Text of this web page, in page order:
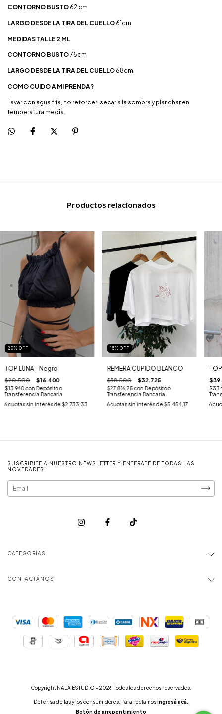
CONTORNO BUSTO 62 cm
LARGO DESDE LA TIRA DEL CUELLO 61cm
MEDIDAS TALLE 2 ML
CONTORNO BUSTO75cm
LARGO DESDE LA TIRA DEL CUELLO 68cm
COMO CUIDO A MI PRENDA?
Lavar con agua fría, no retorcer, secar a la sombra y planchar en
temperatura media.
Productos relacionados
20% OFF
TOP LUNA - Negro
$20.500 $16.400
$13.940con Depósito o
Transferencia Bancaria
6cuotas sin interés de $2.733,33
15% OFF
REMERA CUPIDO BLANCO
$38.500 $32.725
$27.816,25con Depósito o
Transferencia Bancaria
6cuotas sin interés de $5.454,17
6
SUSCRIBITE A NUESTRO NEWSLETTER Y ENTERATE DE TODAS LAS
NOVEDADES!
CATEGORÍAS
CONTACTÁNOS
Copyright NALA ESTUDIO - 2026. Todos los derechos reservados.
Defensa de las y los consumidores. Para reclamosingresá acá.
Botón de arrepentimiento